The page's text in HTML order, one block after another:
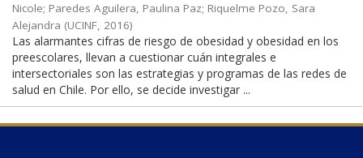
Nicole; Paredes Aguilera, Paulina Paz; Riquelme Pozo, Sara
Alejandra (UCINF, 2016)
Las alarmantes cifras de riesgo de obesidad y obesidad en los
preescolares, llevan a cuestionar cuán integrales e
intersectoriales son las estrategias y programas de las redes de
salud en Chile. Por ello, se decide investigar ...